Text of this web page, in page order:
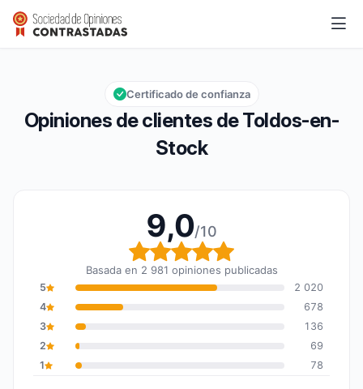
Toldos-en-Stock
Calificación global: 9,0 de 10
9,0/10
Opiniones de clientes de Toldos-en-
Stock
Certificado de confianza
9,0/10
Calificación global: 9,0
Basada en 2 981 opiniones publicadas
5
2 020
4
678
3
136
2
69
1
78